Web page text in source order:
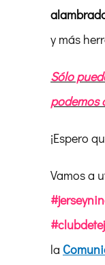
y más
Sólo
podemos
¡Espero
Vamos a
la